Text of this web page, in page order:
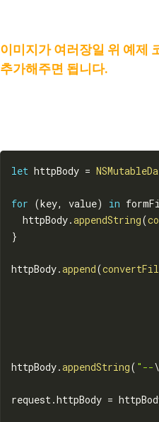
이미지가 여러장일 위 예제
추가해주면 됩니다.
let httpBody =
for (key, value) in
  httpBody
.appendString(
}
httpBody.append(
httpBody.appendString( "--
request.httpBody =